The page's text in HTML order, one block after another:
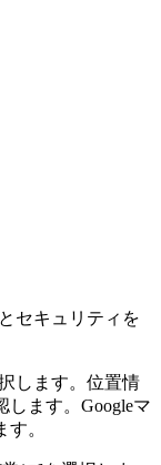
セキュリティを
します。位置情
ます。Googleマ
。